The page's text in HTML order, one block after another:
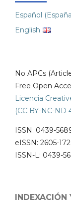
Español
English
No APCs
Free Open
Licencia
(CC BY-NC-ND
ISSN: 0439-
eISSN: 2605-
ISSN-L: 0439-
INDEXACIÓN